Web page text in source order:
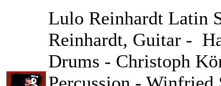
Lulo Reinhardt Latin
Reinhardt, Guitar -
Drums - Christoph